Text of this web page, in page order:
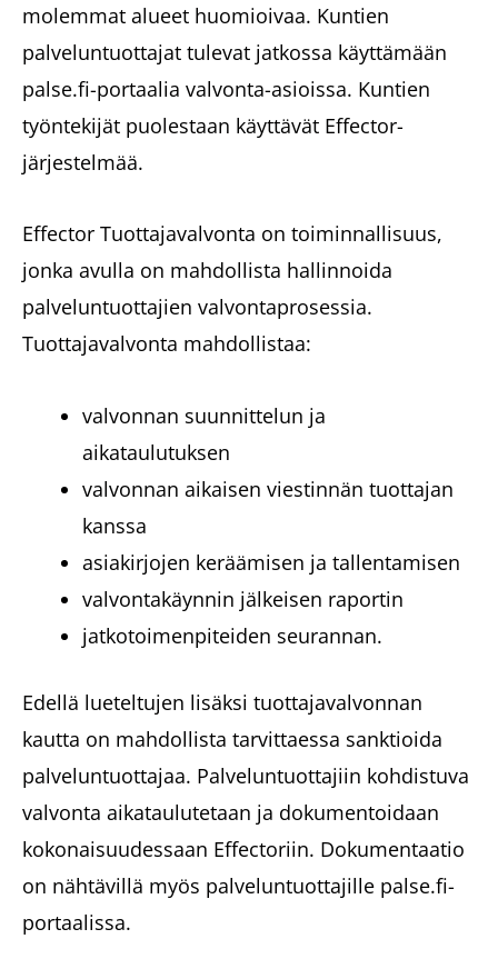
molemmat alueet huomioivaa. Kuntien
palveluntuottajat tulevat jatkossa käyttämään
palse.fi-portaalia valvonta-asioissa. Kuntien
työntekijät puolestaan käyttävät Effector-
järjestelmää.
Effector Tuottajavalvonta on toiminnallisuus,
jonka avulla on mahdollista hallinnoida
palveluntuottajien valvontaprosessia.
Tuottajavalvonta mahdollistaa:
valvonnan suunnittelun ja
aikataulutuksen
valvonnan aikaisen viestinnän tuottajan
kanssa
asiakirjojen keräämisen ja tallentamisen
valvontakäynnin jälkeisen raportin
jatkotoimenpiteiden seurannan.
Edellä lueteltujen lisäksi tuottajavalvonnan
kautta on mahdollista tarvittaessa sanktioida
palveluntuottajaa. Palveluntuottajiin kohdistuva
valvonta aikataulutetaan ja dokumentoidaan
kokonaisuudessaan Effectoriin. Dokumentaatio
on nähtävillä myös palveluntuottajille palse.fi-
portaalissa.